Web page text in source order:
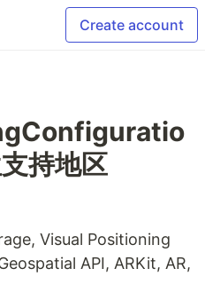
Create account
持地区
Visual Positioning
API, ARKit, AR,